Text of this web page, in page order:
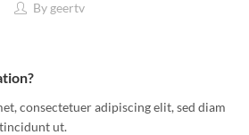
By geertv
consectetuer adipiscing elit, sed diam
ut.